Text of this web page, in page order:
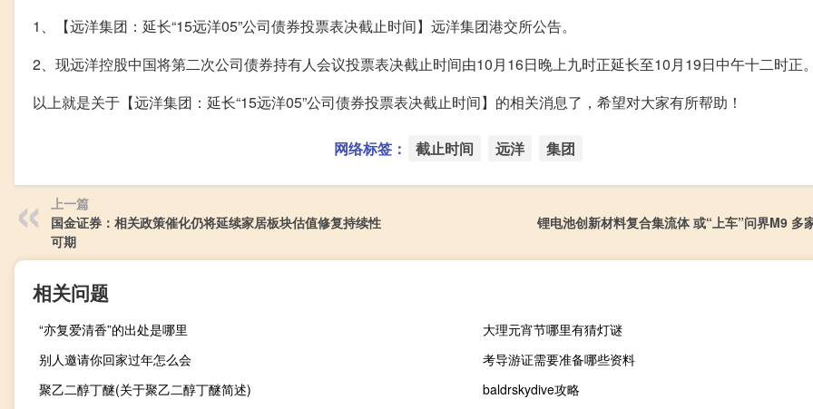
1、【远洋集团：延长“15远洋05”公司债券投票表决截止时间】远洋集团港交所公告。
2、现远洋控股中国将第二次公司债券持有人会议投票表决截止时间由10月16日晚上九时正延长至10月19日中午十二时正
以上就是关于【远洋集团：延长“15远洋05”公司债券投票表决截止时间】的相关消息了，希望对大家有所帮助！
网络标签： 截止时间 远洋 集团
上一篇
国金证券：相关政策催化仍将延续家居板块估值修复持续性
可期
锂电池创新材料复合集流体 或“上车”问界M9 多
相关问题
“亦复爱清香”的出处是哪里
大理元宵节哪里有猜灯谜
别人邀请你回家过年怎么会
考导游证需要准备哪些资料
聚乙二醇丁醚(关于聚乙二醇丁醚简述)
baldrskydive攻略